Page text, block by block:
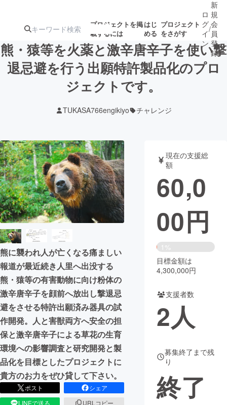
プロジェクトを掲
載するには
はじ
める
プロジェクト
をさがす
注目のリ 注目の新着プロ募集終了が近いプ
ロジェクト
テクノロジー・ガジェット
映像・映画 書籍・雑誌
ビジネス・起業 チャレンジ
まちづくり・地域活性化
CAMPFIRE for Social Good
CAMPFIRE Creation
CAMPFIREふるさと納税machi-ya コミュニティ
ロ
グ
イ
ン
/
新
規
会
員
登
録
熊・猿等を火薬と激辛唐辛子を使い撃
退忌避を行う出願特許製品化のプロ
ジェクトです。
TUKASA766engikiyo チャレンジ
熊に襲われ人が亡くなる痛ましい
報道が最近続き人里へ出没する
熊・猿等の有害動物に向け粉体の
激辛唐辛子を顔前へ放出し撃退忌
避をさせる特許出願済み器具の試
作開発。人と害獣両方へ安全の担
保と激辛唐辛子による草花の生育
環境への影響調査と研究開発と製
品化を目標としたプロジェクトに
貴方のお力をぜひ貸して下さい。
ポスト
シェア
LINEで送る
URLコピー
現在の支援総
額
60,0
00円
1%
目標金額は
4,300,000円
支援者数
2人
募集終了まで残
り
終了